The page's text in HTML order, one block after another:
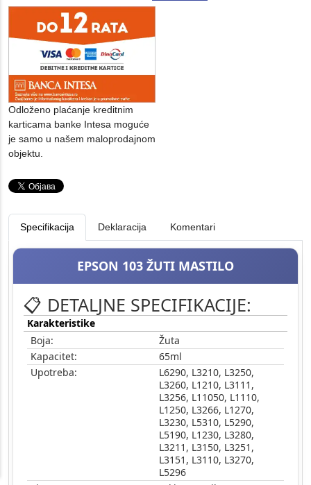
Odloženo plaćanje kreditnim
karticama banke Intesa moguće
je samo u našem maloprodajnom
objektu.
Specifikacija Deklaracija Komentari
EPSON 103 ŽUTI MASTILO
📋 DETALJNE SPECIFIKACIJE:
Karakteristike
Boja:
Žuta
Kapacitet:
65ml
Upotreba:
L6290, L3210, L3250,
L3260, L1210, L3111,
L3256, L11050, L1110,
L1250, L3266, L1270,
L3230, L5310, L5290,
L5190, L1230, L3280,
L3211, L3150, L3251,
L3151, L3110, L3270,
L5296